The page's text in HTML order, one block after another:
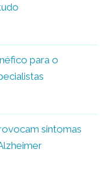
para o
sintomas